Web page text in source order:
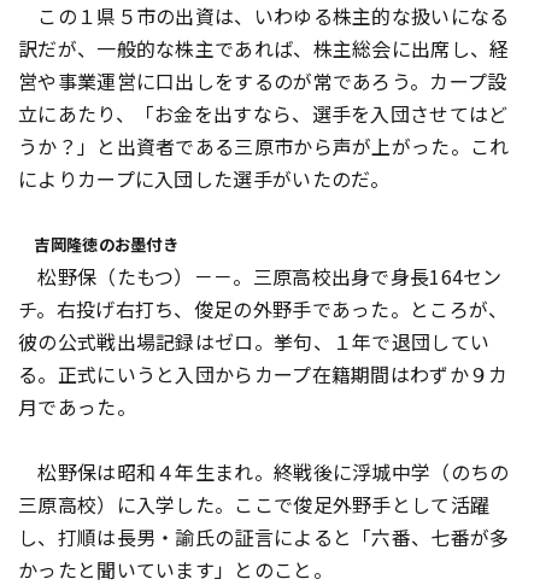
この１県５市の出資は、いわゆる株主的な扱いになる
訳だが、一般的な株主であれば、株主総会に出席し、経
営や事業運営に口出しをするのが常であろう。カープ設
立にあたり、「お金を出すなら、選手を入団させてはど
うか？」と出資者である三原市から声が上がった。これ
によりカープに入団した選手がいたのだ。
吉岡隆徳のお墨付き
松野保（たもつ）－－。三原高校出身で身長164セン
チ。右投げ右打ち、俊足の外野手であった。ところが、
彼の公式戦出場記録はゼロ。挙句、１年で退団してい
る。正式にいうと入団からカープ在籍期間はわずか９カ
月であった。
松野保は昭和４年生まれ。終戦後に浮城中学（のちの
三原高校）に入学した。ここで俊足外野手として活躍
し、打順は長男・諭氏の証言によると「六番、七番が多
かったと聞いています」とのこと。